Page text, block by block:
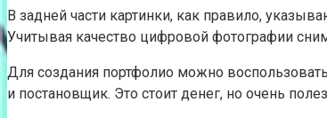
В задней части картинки, как правило,
Учитывая качество цифровой фотографии
Для создания портфолио можно
и постановщик. Это стоит денег, но очень